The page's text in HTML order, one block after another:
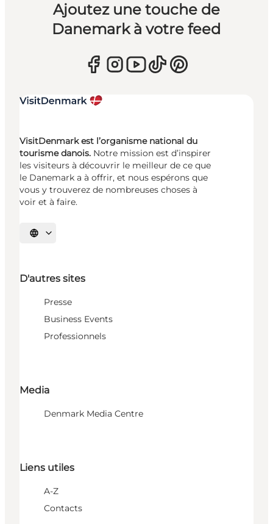
Ajoutez une touche de
Danemark à votre feed
VisitDenmark est l’organisme national du
tourisme danois. Notre mission est d’inspirer
les visiteurs à découvrir le meilleur de ce que
le Danemark a à offrir, et nous espérons que
vous y trouverez de nombreuses choses à
voir et à faire.
Choisissez la langue
D'autres sites
Presse
Business Events
Professionnels
Media
Denmark Media Centre
Liens utiles
A-Z
Contacts